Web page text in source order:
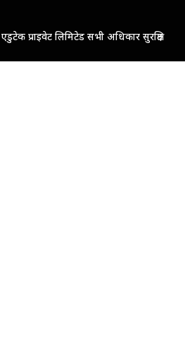
प्राइवेट लिमिटेड सभी अधिकार सुरक्षित